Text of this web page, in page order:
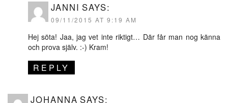
JANNI SAYS:
09/11/2015 AT 9:19 AM
Hej söta! Jaa, jag vet inte riktigt… Där får man nog känna
och prova själv. :-) Kram!
REPLY
JOHANNA SAYS: